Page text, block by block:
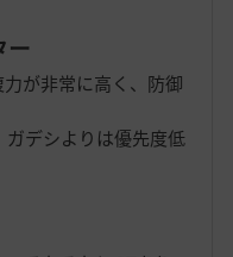
ー
が非常に高く、防御
デシよりは優先度低